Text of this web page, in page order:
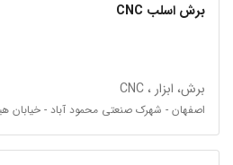
برش اسلب CNC
برش، ابزار ، CNC